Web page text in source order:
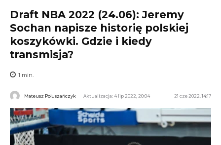
Draft NBA 2022 (24.06): Jeremy
Sochan napisze historię polskiej
koszykówki. Gdzie i kiedy
transmisja?
1 min.
Mateusz Połuszańczyk Aktualizacja: 4 lip 2022, 20:04 21 cze 2022, 14:17